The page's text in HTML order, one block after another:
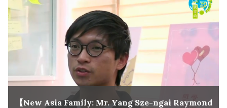
【New Asia Family: Mr. Yang Sze-ngai Raymond